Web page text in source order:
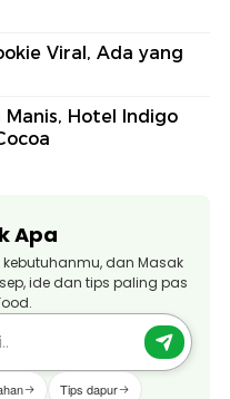
Viral, Ada yang
Hotel Indigo
Apa
dan Masak
ide dan tips paling pas
Tips dapur